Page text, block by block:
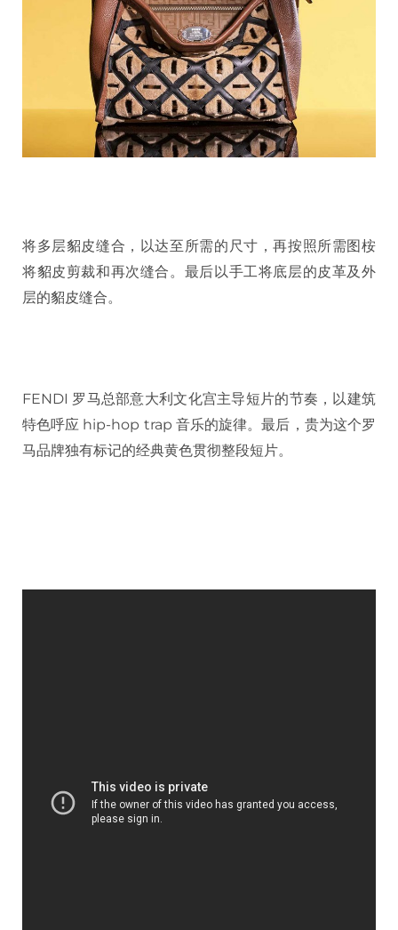
将多层貂皮缝合，以达至所需的尺寸，再按照所需图桉
将貂皮剪裁和再次缝合。最后以手工将底层的皮革及外
层的貂皮缝合。
FENDI 罗马总部意大利文化宫主导短片的节奏，以建筑
特色呼应 hip-hop trap 音乐的旋律。​​最后，贵为这个罗
马品牌独有标记的经典黄色贯彻整段短片。​